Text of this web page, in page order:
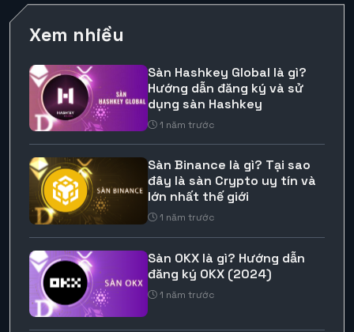
Xem nhiều
Sàn Hashkey Global là gì?
Hướng dẫn đăng ký và sử
dụng sàn Hashkey
1 năm trước
Sàn Binance là gì? Tại sao
đây là sàn Crypto uy tín và
lớn nhất thế giới
1 năm trước
Sàn OKX là gì? Hướng dẫn
đăng ký OKX (2024)
1 năm trước